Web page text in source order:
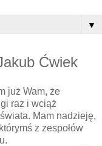
▼
Ćwiek
już Wam, że
raz i wciąż
Mam nadzieję,
z zespołów